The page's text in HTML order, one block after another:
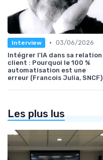
Interview • 03/06/2026
Intégrer l'IA dans sa relation
client : Pourquoi le 100 %
automatisation est une
erreur (Francois Julia, SNCF)
Les plus lus